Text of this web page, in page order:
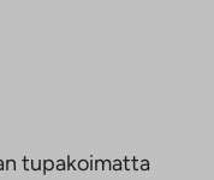
tupakoimatta